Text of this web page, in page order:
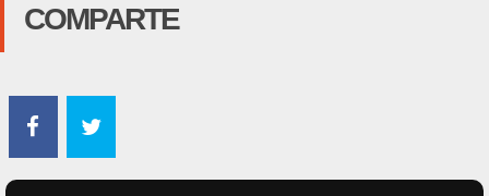
COMPARTE